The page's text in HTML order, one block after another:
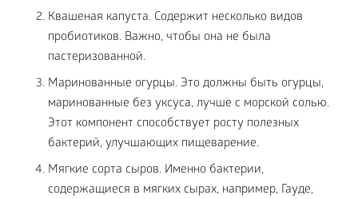
Квашеная капуста. Содержит несколько видов
пробиотиков. Важно, чтобы она не была
пастеризованной.
Маринованные огурцы. Это должны быть огурцы,
маринованные без уксуса, лучше с морской солью.
Этот компонент способствует росту полезных
бактерий, улучшающих пищеварение.
Мягкие сорта сыров. Именно бактерии,
содержащиеся в мягких сырах, например, Гауде,